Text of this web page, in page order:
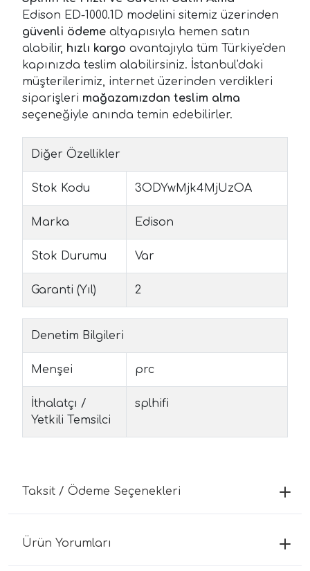
Edison ED-1000.1D modelini sitemiz üzerinden
güvenli ödeme altyapısıyla hemen satın
alabilir, hızlı kargo avantajıyla tüm Türkiye'den
kapınızda teslim alabilirsiniz. İstanbul'daki
müşterilerimiz, internet üzerinden verdikleri
siparişleri mağazamızdan teslim alma
seçeneğiyle anında temin edebilirler.
Diğer Özellikler
Stok Kodu 3ODYwMjk4MjUzOA
Marka Edison
Stok Durumu Var
Garanti (Yıl) 2
Denetim Bilgileri
Menşei prc
İthalatçı /
Yetkili Temsilci
splhifi
Taksit / Ödeme Seçenekleri
Ürün Yorumları